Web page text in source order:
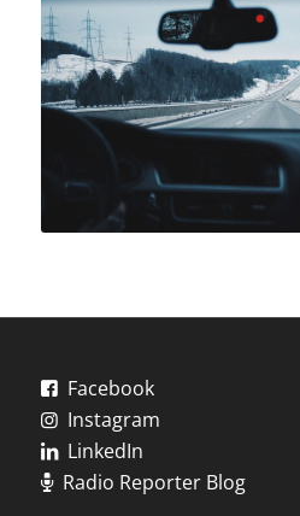
Facebook
Instagram
LinkedIn
Radio Reporter Blog